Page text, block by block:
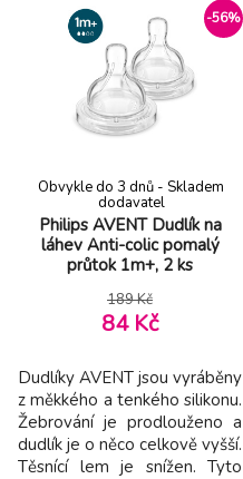
malému a lehkému
provedení dokonale
přizpůsobí ústům vašeho
novorozence. Ať už se o
miminko stará kdokoli,
pohodlí a úleva jsou na
-56%
Philips AVENT Dudlík na
láhev Anti-colic pomalý
průtok 1m+, 2 ks
Obvykle do 3 dnů - Skladem
dodavatel
189 Kč
84 Kč
Dudlíky AVENT jsou vyráběny
z měkkého a tenkého silikonu.
Žebrování je prodlouženo a
dudlík je o něco celkově vyšší.
Těsnící lem je snížen. Tyto